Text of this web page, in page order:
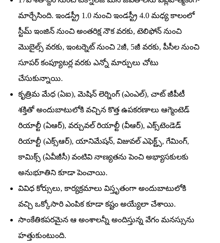
మార్చేసింది. ఇండస్ట్రీ 1.0 నుంచి ఇండస్ట్రీ 4.0 మధ్య కాలంలో
స్టీమ్‌ ఇంజిన్‌ నుంచి అంతరిక్ష నౌక వరకు, టెలిఫోన్‌ నుంచి
మొబైల్స్‌ వరకు, ఇంటర్నెట్‌ నుంచి 2జీ, 5జీ వరకు, పీసీల నుంచి
సూపర్‌ కంప్యూటర్ల వరకు ఎన్నో మార్పులు చోటు
చేసుకున్నాయి.
కృత్రిమ మేధ (ఏఐ), మెషిన్‌ లెర్నింగ్‌ (ఎంఎల్‌), చాట్‌ జీపీటీ
శక్తితో అందుబాటులోకి వచ్చిన కొత్త ఉపకరణాలు ఆగ్మెంటెడ్‌
రియాల్టీ (ఏఆర్‌), వర్చువల్‌ రియాల్టీ (వీఆర్‌), ఎక్స్‌టెండెడ్‌
రియాల్టీ (ఎక్స్‌ఆర్‌), యానిమేషన్‌, విజువల్‌ ఎఫెక్ట్స్‌, గేమింగ్‌,
కామిక్స్‌ (ఏవీజీసీ) వంటివి నాణ్యతను పెంచి అభ్యాసకులకు
అనుభూతిని కూడా పెంచాయి.
వివిధ కోర్సులు, కార్యక్రమాలు విస్తృతంగా అందుబాటులోకి
వచ్చి ఒక్కోసారి ఎంపిక కూడా కష్టం అయ్యేలా చేశాయి.
సాంకేతికపరమైన ఆ అంశాలన్నీ అందిస్తున్న వేగం మనస్సును
హత్తుకుంటుంది.